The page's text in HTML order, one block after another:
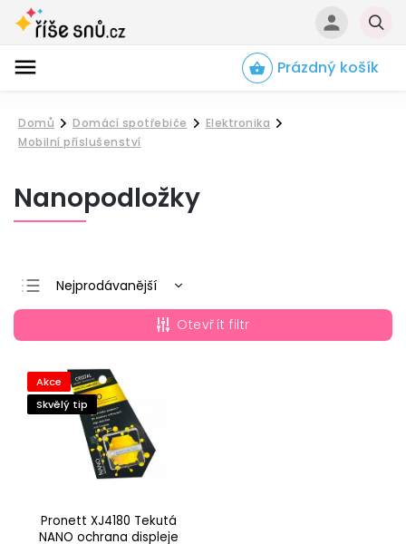
Prázdný košík
Domů
/
Domácí spotřebiče
/
Elektronika
/
Mobilní příslušenství
Nanopodložky
Nejprodávanější
Nejlevnější
Nejdražší
Abecedně
Otevřít filtr
Akce
Skvělý tip
Pronett XJ4180 Tekutá
NANO ochrana displeje